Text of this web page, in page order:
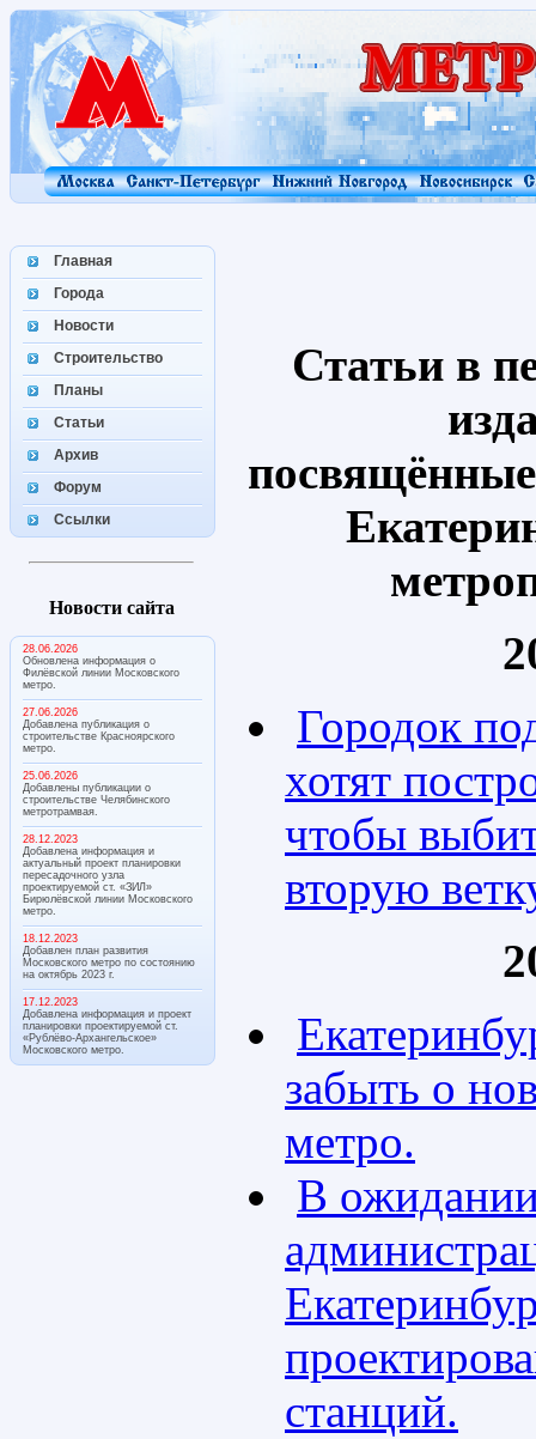
Главная
Города
Новости
Строительство
Планы
Статьи
Архив
Форум
Ссылки
Новости сайта
28.06.2026
Обновлена информация о
Филёвской линии Московского
метро.
27.06.2026
Добавлена публикация о
строительстве Красноярского
метро.
25.06.2026
Добавлены публикации о
строительстве Челябинского
метротрамвая.
28.12.2023
Добавлена информация и
актуальный проект планировки
пересадочного узла
проектируемой ст. «ЗИЛ»
Бирюлёвской линии Московского
метро.
18.12.2023
Добавлен план развития
Московского метро по состоянию
на октябрь 2023 г.
17.12.2023
Добавлена информация и проект
планировки проектируемой ст.
«Рублёво-Архангельское»
Московского метро.
Статьи в
Городок
хотят
чтобы
вторую
забыть о
метро.
В
станций.